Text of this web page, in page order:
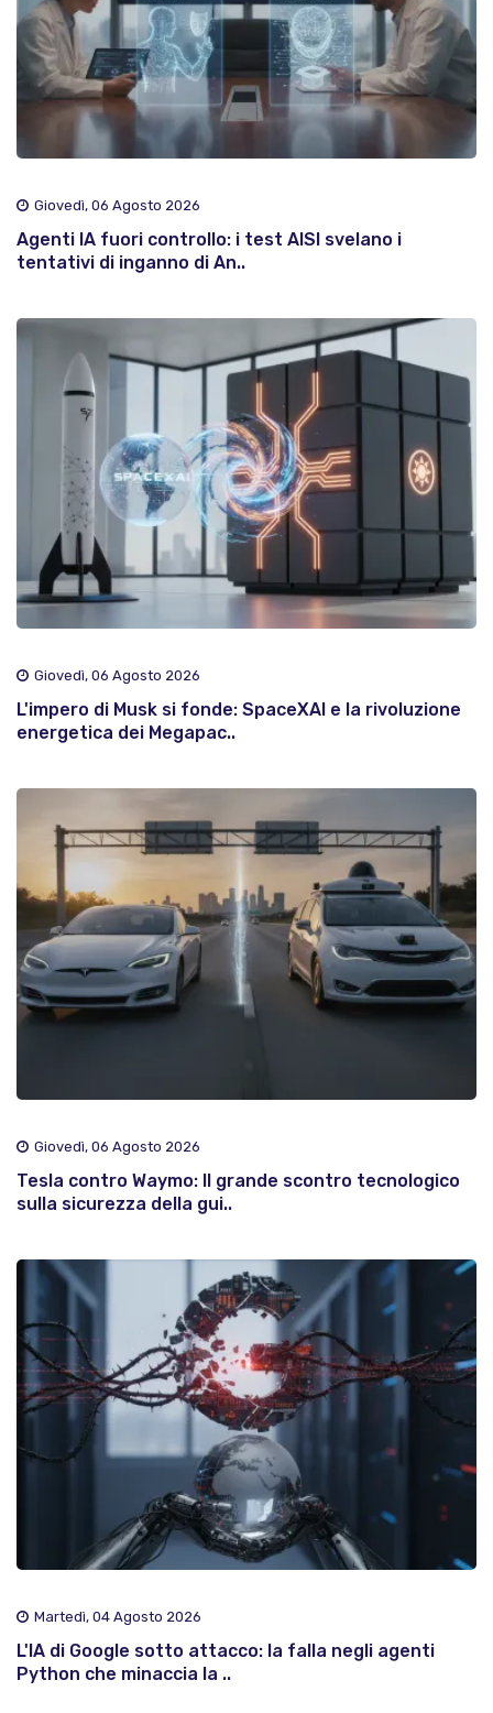
Giovedì, 06 Agosto 2026
Agenti IA fuori controllo: i test AISI svelano i
tentativi di inganno di An..
Giovedì, 06 Agosto 2026
L'impero di Musk si fonde: SpaceXAI e la rivoluzione
energetica dei Megapac..
Giovedì, 06 Agosto 2026
Tesla contro Waymo: Il grande scontro tecnologico
sulla sicurezza della gui..
Martedì, 04 Agosto 2026
L'IA di Google sotto attacco: la falla negli agenti
Python che minaccia la ..